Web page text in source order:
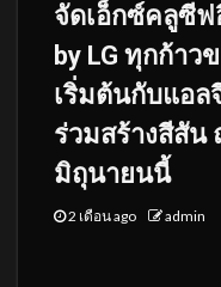
จัดเอ็กซ์คลูซีฟ
by LG ทุกก้าว
เริ่มต้นกับแอ
ร่วมสร้างสีสัน
มิถุนายนนี้
2 เดือน ago admin